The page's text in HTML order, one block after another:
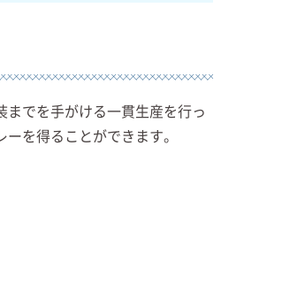
でを手がける一貫生産を行っ
を得ることができます。